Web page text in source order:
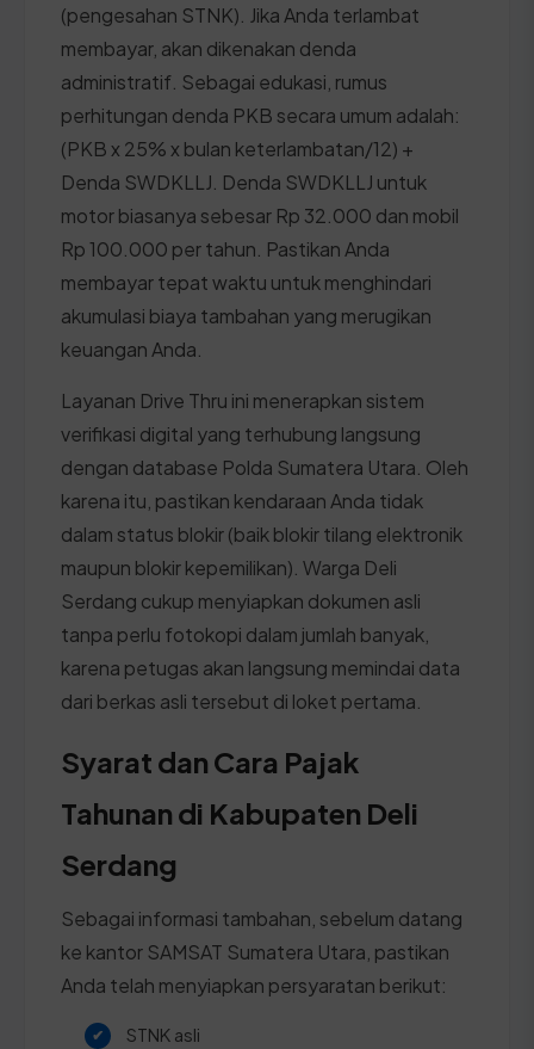
(pengesahan STNK). Jika Anda terlambat
membayar, akan dikenakan denda
administratif. Sebagai edukasi, rumus
perhitungan denda PKB secara umum adalah:
(PKB x 25% x bulan keterlambatan/12) +
Denda SWDKLLJ. Denda SWDKLLJ untuk
motor biasanya sebesar Rp 32.000 dan mobil
Rp 100.000 per tahun. Pastikan Anda
membayar tepat waktu untuk menghindari
akumulasi biaya tambahan yang merugikan
keuangan Anda.
Layanan Drive Thru ini menerapkan sistem
verifikasi digital yang terhubung langsung
dengan database Polda Sumatera Utara. Oleh
karena itu, pastikan kendaraan Anda tidak
dalam status blokir (baik blokir tilang elektronik
maupun blokir kepemilikan). Warga Deli
Serdang cukup menyiapkan dokumen asli
tanpa perlu fotokopi dalam jumlah banyak,
karena petugas akan langsung memindai data
dari berkas asli tersebut di loket pertama.
Syarat dan Cara Pajak
Tahunan di Kabupaten Deli
Serdang
Sebagai informasi tambahan, sebelum datang
ke kantor SAMSAT Sumatera Utara, pastikan
Anda telah menyiapkan persyaratan berikut:
STNK asli